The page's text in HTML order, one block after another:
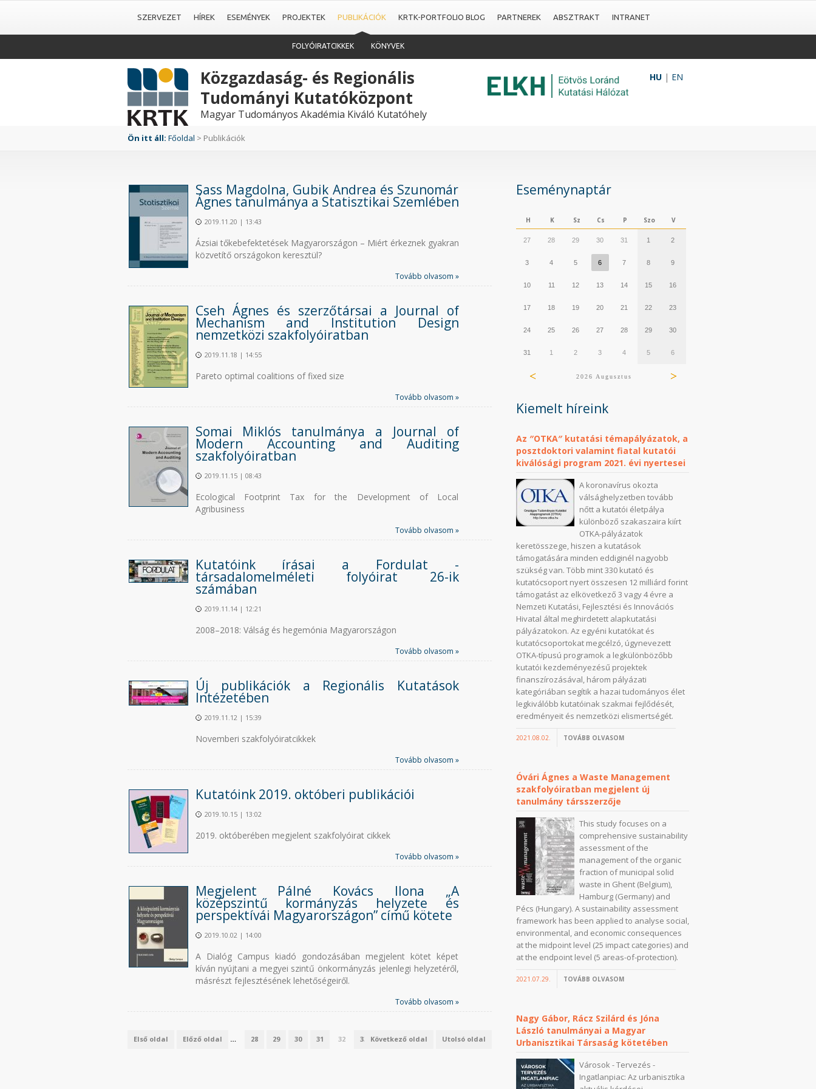
SZERVEZET HÍREK ESEMÉNYEK PROJEKTEK PUBLIKÁCIÓK KRTK-PORTFOLIO BLOG PARTNEREK ABSZTRAKT INTRANET
FOLYÓIRATCIKKEK KÖNYVEK
HU| EN
Közgazdaság- és Regionális
Tudományi Kutatóközpont
Magyar Tudományos Akadémia Kiváló Kutatóhely
Ön itt áll: Főoldal > Publikációk
Sass Magdolna, Gubik Andrea és Szunomár
Ágnes tanulmánya a Statisztikai Szemlében
2019.11.20 | 13:43
Ázsiai tőkebefektetések Magyarországon – Miért érkeznek gyakran
közvetítő országokon keresztül?
Tovább olvasom »
Cseh Ágnes és szerzőtársai a Journal of
Mechanism and Institution Design
nemzetközi szakfolyóiratban
2019.11.18 | 14:55
Pareto optimal coalitions of fixed size
Tovább olvasom »
Somai Miklós tanulmánya a Journal of
Modern Accounting and Auditing
szakfolyóiratban
2019.11.15 | 08:43
Ecological Footprint Tax for the Development of Local
Agribusiness
Tovább olvasom »
Kutatóink írásai a Fordulat -
társadalomelméleti folyóirat 26-ik
számában
2019.11.14 | 12:21
2008–2018: Válság és hegemónia Magyarországon
Tovább olvasom »
Új publikációk a Regionális Kutatások
Intézetében
2019.11.12 | 15:39
Novemberi szakfolyóiratcikkek
Tovább olvasom »
Kutatóink 2019. októberi publikációi
2019.10.15 | 13:02
2019. októberében megjelent szakfolyóirat cikkek
Tovább olvasom »
Megjelent Pálné Kovács Ilona „A
középszintű kormányzás helyzete és
perspektívái Magyarországon” című kötete
2019.10.02 | 14:00
A Dialóg Campus kiadó gondozásában megjelent kötet képet
kíván nyújtani a megyei szintű önkormányzás jelenlegi helyzetéről,
másrészt fejlesztésének lehetőségeiről.
Tovább olvasom »
Első oldal Előző oldal … 28 29 30 31 32 33 34
Következő oldal Utolsó oldal
Eseménynaptár
H K Sz Cs P Szo V
27 28 29 30 31 1 2
3 4 5 6 7 8 9
10 11 12 13 14 15 16
17 18 19 20 21 22 23
24 25 26 27 28 29 30
31 1 2 3 4 5 6
2026 Augusztus
Kiemelt híreink
Az ″OTKA″ kutatási témapályázatok, a
posztdoktori valamint fiatal kutatói
kiválósági program 2021. évi nyertesei
A koronavírus okozta
válsághelyzetben tovább
nőtt a kutatói életpálya
különböző szakaszaira kiírt
OTKA-pályázatok
keretösszege, hiszen a kutatások
támogatására minden eddiginél nagyobb
szükség van. Több mint 330 kutató és
kutatócsoport nyert összesen 12 milliárd forint
támogatást az elkövetkező 3 vagy 4 évre a
Nemzeti Kutatási, Fejlesztési és Innovációs
Hivatal által meghirdetett alapkutatási
pályázatokon. Az egyéni kutatókat és
kutatócsoportokat megcélzó, úgynevezett
OTKA-típusú programok a legkülönbözőbb
kutatói kezdeményezésű projektek
finanszírozásával, három pályázati
kategóriában segítik a hazai tudományos élet
legkiválóbb kutatóinak szakmai fejlődését,
eredményeit és nemzetközi elismertségét.
2021.08.02. TOVÁBB OLVASOM
Óvári Ágnes a Waste Management
szakfolyóiratban megjelent új
tanulmány társszerzője
This study focuses on a
comprehensive sustainability
assessment of the
management of the organic
fraction of municipal solid
waste in Ghent (Belgium),
Hamburg (Germany) and
Pécs (Hungary). A sustainability assessment
framework has been applied to analyse social,
environmental, and economic consequences
at the midpoint level (25 impact categories) and
at the endpoint level (5 areas-of-protection).
2021.07.29. TOVÁBB OLVASOM
Nagy Gábor, Rácz Szilárd és Jóna
László tanulmányai a Magyar
Urbanisztikai Társaság kötetében
Városok - Tervezés -
Ingatlanpiac: Az urbanisztika